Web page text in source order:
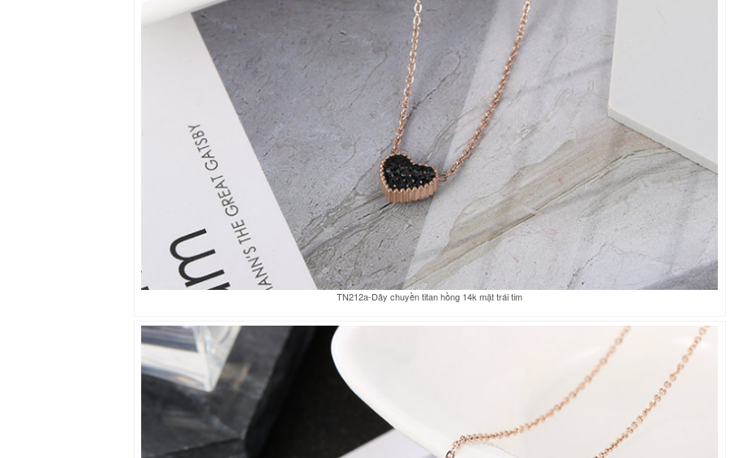
TN212a-Dây chuyền titan hồng 14k mặt trái tim